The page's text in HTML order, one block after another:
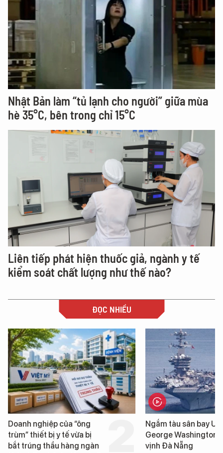
Nhật Bản làm “tủ lạnh cho người” giữa mùa
hè 35°C, bên trong chỉ 15°C
Liên tiếp phát hiện thuốc giả, ngành y tế
kiểm soát chất lượng như thế nào?
ĐỌC NHIỀU
Ngắm tàu sân bay USS
George Washington trên
vịnh Đà Nẵng
Cảnh sát diễn tập
súng với khủng bố,
yếu nhân